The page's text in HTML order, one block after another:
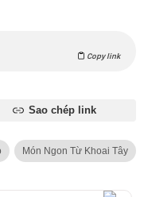
Copy link
Sao chép link
Món Ngon Từ Khoai Tây